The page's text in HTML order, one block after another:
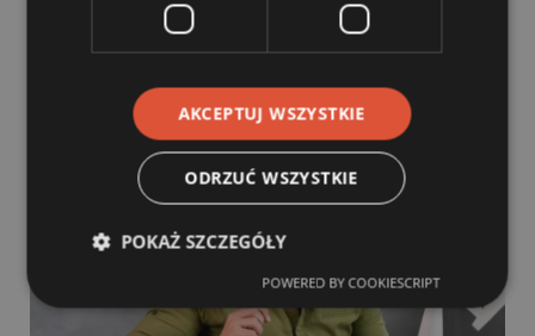
UE bierze się za samochody. Plastik z recyklingu
stanie się obowiązkowy
AKCEPTUJ WSZYSTKIE
ODRZUĆ WSZYSTKIE
POKAŻ SZCZEGÓŁY
POWERED BY COOKIESCRIPT